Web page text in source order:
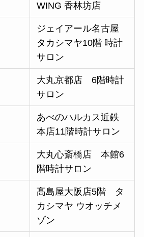
WING 香林坊店
ジェイアール名古屋
タカシマヤ10階 時計
サロン
大丸京都店 6階時計
サロン
あべのハルカス近鉄
本店11階時計サロン
大丸心斎橋店 本館6
階時計サロン
髙島屋大阪店5階 タ
カシマヤ ウオッチメ
ゾン